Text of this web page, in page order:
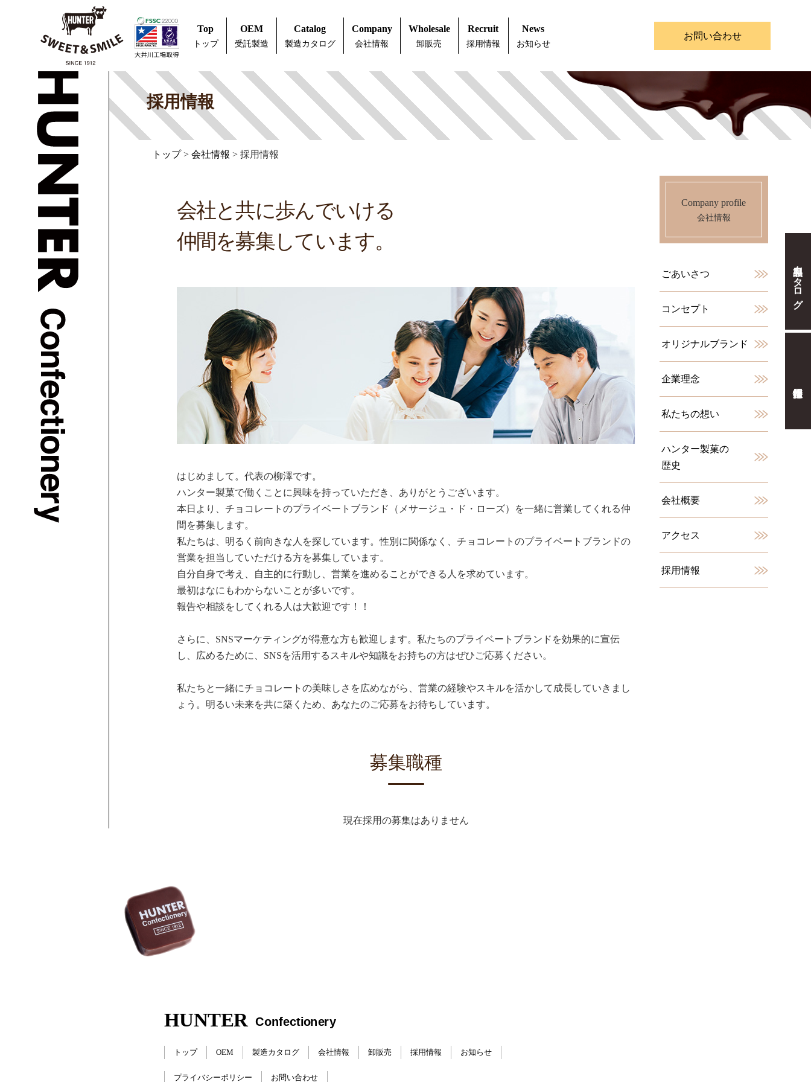
Top
トップ
OEM
受託製造
Catalog
製造カタログ
Company
会社情報
Wholesale
卸販売
Recruit
採用情報
News
お知らせ
お問い合わせ
採用情報
トップ>会社情報 >採用情報
会社と共に歩んでいける
仲間を募集しています。
はじめまして。代表の柳澤です。
ハンター製菓で働くことに興味を持っていただき、ありがとうございます。
本日より、チョコレートのプライベートブランド（メサージュ・ド・ローズ）を一緒に営業してくれる仲
間を募集します。
私たちは、明るく前向きな人を探しています。性別に関係なく、チョコレートのプライベートブランドの
営業を担当していただける方を募集しています。
自分自身で考え、自主的に行動し、営業を進めることができる人を求めています。
最初はなにもわからないことが多いです。
報告や相談をしてくれる人は大歓迎です！！
さらに、SNSマーケティングが得意な方も歓迎します。私たちのプライベートブランドを効果的に宣伝
し、広めるために、SNSを活用するスキルや知識をお持ちの方はぜひご応募ください。
私たちと一緒にチョコレートの美味しさを広めながら、営業の経験やスキルを活かして成長していきまし
ょう。明るい未来を共に築くため、あなたのご応募をお待ちしています。
募集職種
現在採用の募集はありません
Company profile
会社情報
ごあいさつ
コンセプト
オリジナルブランド
企業理念
私たちの想い
ハンター製菓の
歴史
会社概要
アクセス
採用情報
製品カタログ
トップ OEM 製造カタログ 会社情報 卸販売 採用情報 お知らせ
プライバシーポリシー お問い合わせ